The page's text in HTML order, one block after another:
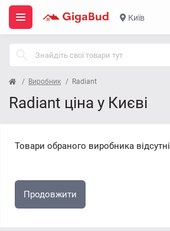
Київ
Виробник Radiant
Radiant ціна у Києві
Товари обраного виробника відсутні
Продовжити